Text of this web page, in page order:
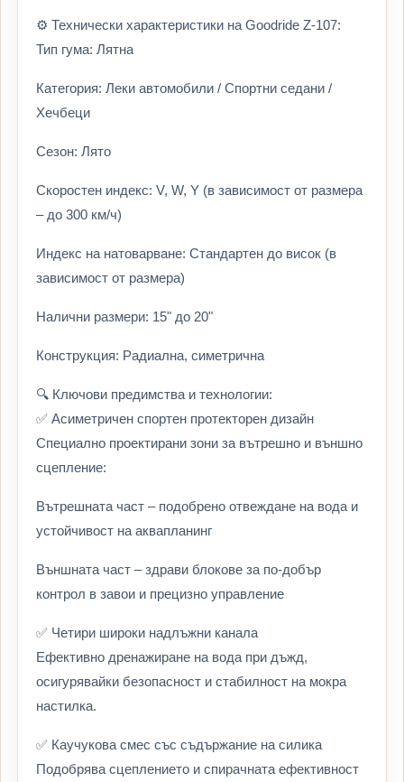
⚙️ Технически характеристики на Goodride Z-107:
Тип гума: Лятна
Категория: Леки автомобили / Спортни седани /
Хечбеци
Сезон: Лято
Скоростен индекс: V, W, Y (в зависимост от размера
– до 300 км/ч)
Индекс на натоварване: Стандартен до висок (в
зависимост от размера)
Налични размери: 15" до 20"
Конструкция: Радиална, симетрична
🔍 Ключови предимства и технологии:
✅ Асиметричен спортен протекторен дизайн
Специално проектирани зони за вътрешно и външно
сцепление:
Вътрешната част – подобрено отвеждане на вода и
устойчивост на аквапланинг
Външната част – здрави блокове за по-добър
контрол в завои и прецизно управление
✅ Четири широки надлъжни канала
Ефективно дренажиране на вода при дъжд,
осигурявайки безопасност и стабилност на мокра
настилка.
✅ Каучукова смес със съдържание на силика
Подобрява сцеплението и спирачната ефективност